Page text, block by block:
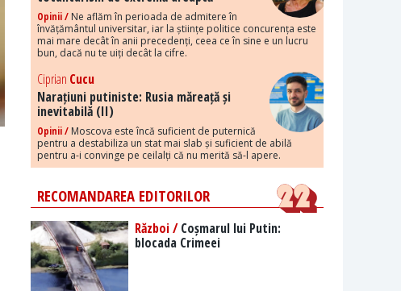
Opinii / Ne aflăm în perioada de admitere în
învățământul universitar, iar la științe politice concurența este
mai mare decât în anii precedenți, ceea ce în sine e un lucru
bun, dacă nu te uiți decât la cifre.
Ciprian Cucu
Narațiuni putiniste: Rusia măreață și
inevitabilă (II)
Opinii / Moscova este încă suficient de puternică
pentru a destabiliza un stat mai slab și suficient de abilă
pentru a-i convinge pe ceilalți că nu merită să-l apere.
RECOMANDAREA EDITORILOR
Război /Coșmarul lui Putin:
blocada Crimeei